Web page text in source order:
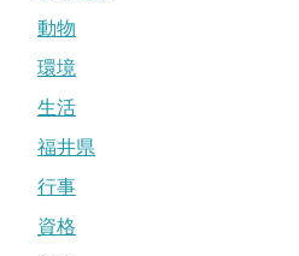
動物
環境
生活
福井県
行事
資格